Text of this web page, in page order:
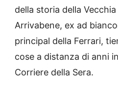
della storia della
Arrivabene, ex ad
principal della Ferrari,
cose a distanza di anni
Corriere della Sera.